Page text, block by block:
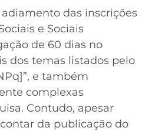
das inscrições
e Sociais
de 60 dias no
dos temas listados pelo
e também
complexas
Contudo, apesar
da publicação do